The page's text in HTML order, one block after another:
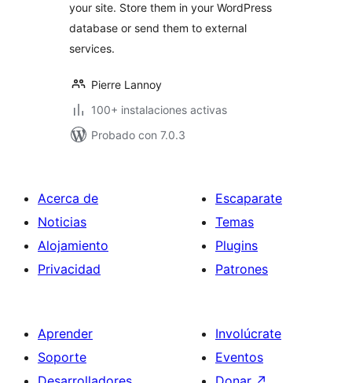
your site. Store them in your WordPress
database or send them to external
services.
Pierre Lannoy
100+ instalaciones activas
Probado con 7.0.3
Acerca de
Noticias
Alojamiento
Privacidad
Escaparate
Temas
Plugins
Patrones
Aprender
Soporte
Involúcrate
Eventos